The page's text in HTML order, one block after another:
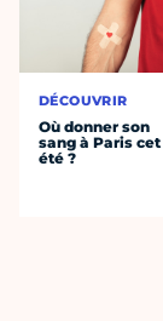
DÉCOUVRIR
Où donner son
sang à Paris cet
été ?